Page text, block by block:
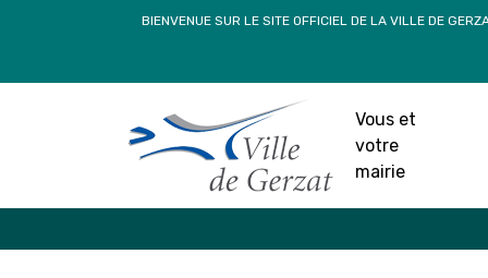
BIENVENUE SUR LE SITE OFFICIEL DE LA VILLE DE
Vous et
votre
mairie